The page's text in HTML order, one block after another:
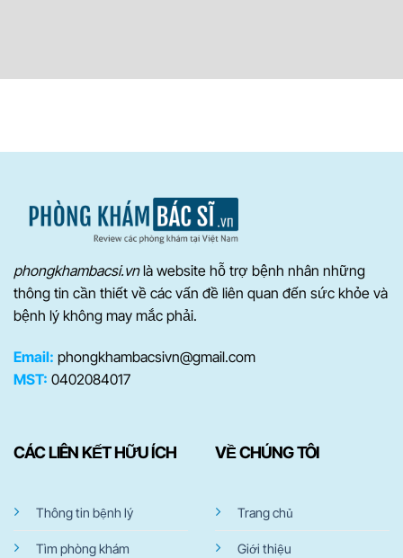
phongkhambacsi.vnlà website hỗ trợ bệnh nhân những
thông tin cần thiết về các vấn đề liên quan đến sức khỏe và
bệnh lý không may mắc phải.
Email: phongkhambacsivn@gmail.com
MST: 0402084017
CÁC LIÊN KẾT HỮU ÍCH
Thông tin bệnh lý
Tìm phòng khám
VỀ CHÚNG TÔI
Trang chủ
Giới thiệu